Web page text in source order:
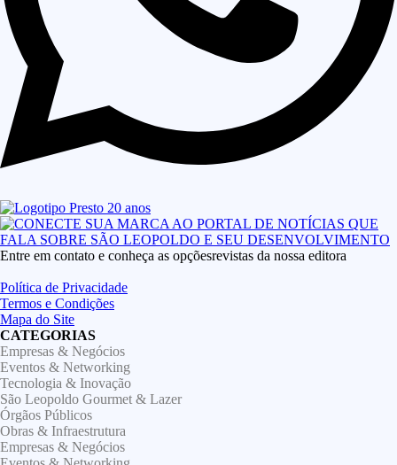
Entre em contato e conheça as opçõesrevistas da nossa editora
Política de Privacidade
Termos e Condições
Mapa do Site
CATEGORIAS
Empresas & Negócios
Eventos & Networking
Tecnologia & Inovação
São Leopoldo Gourmet & Lazer
Órgãos Públicos
Obras & Infraestrutura
Empresas & Negócios